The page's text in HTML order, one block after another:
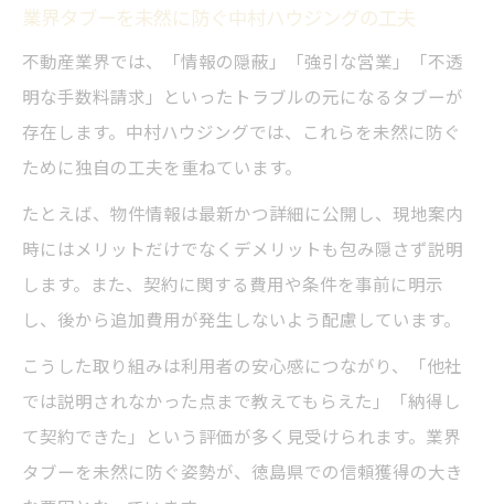
業界タブーを未然に防ぐ中村ハウジングの工夫
不動産業界では、「情報の隠蔽」「強引な営業」「不透
明な手数料請求」といったトラブルの元になるタブーが
存在します。中村ハウジングでは、これらを未然に防ぐ
ために独自の工夫を重ねています。
たとえば、物件情報は最新かつ詳細に公開し、現地案内
時にはメリットだけでなくデメリットも包み隠さず説明
します。また、契約に関する費用や条件を事前に明示
し、後から追加費用が発生しないよう配慮しています。
こうした取り組みは利用者の安心感につながり、「他社
では説明されなかった点まで教えてもらえた」「納得し
て契約できた」という評価が多く見受けられます。業界
タブーを未然に防ぐ姿勢が、徳島県での信頼獲得の大き